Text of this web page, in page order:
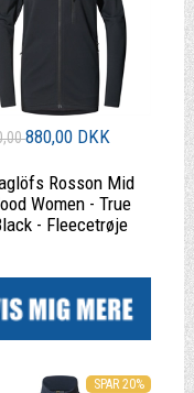
880,00 DKK
Rosson Mid
Women - True
- Fleecetrøje
SPAR 20%